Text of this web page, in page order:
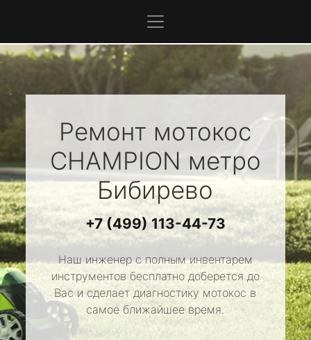
Ремонт мотокос
CHAMPION метро
Бибирево
+7 (499) 113-44-73
Наш инженер с полным инвентарем
инструментов бесплатно доберется до
Вас и сделает диагностику мотокос в
самое ближайшее время.